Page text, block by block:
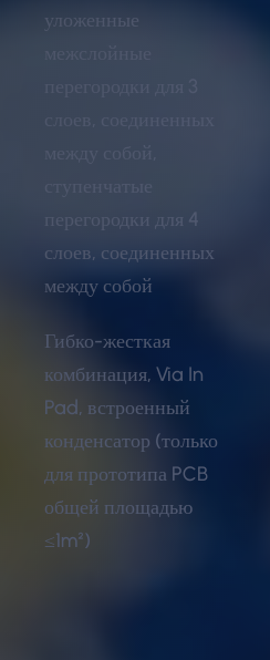
уложенные
перегородки для 4
слоев, соединенных
между собой
Гибко-жесткая
комбинация, Via In
Pad, встроенный
конденсатор (только
для прототипа PCB
общей площадью
≤1m²)